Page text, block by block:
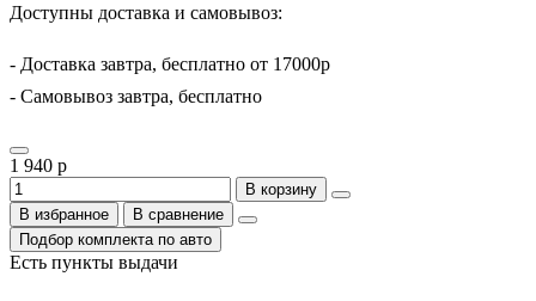
Доступны доставка и самовывоз:
- Доставка завтра, бесплатно от 17000р
- Самовывоз завтра, бесплатно
1 940 р
В корзину
В избранное
В сравнение
Подбор комплекта по авто
Есть пункты выдачи